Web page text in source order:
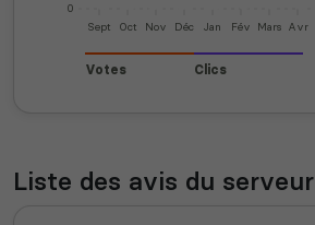
0
Sept Oct Nov Déc Jan Fév Mars Avr
Votes Clics
Liste des avis du serveur